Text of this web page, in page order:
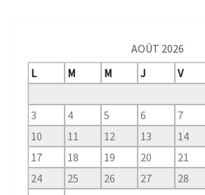
AOÛT 2026
L
M M J V
3
4 5 6 7
10
11 12 13 14
17
18 19 20 21
24
25 26 27 28